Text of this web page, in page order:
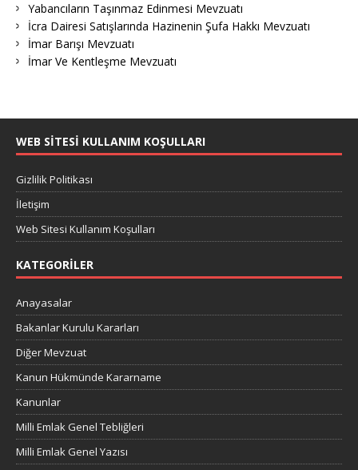
Yabancıların Taşınmaz Edinmesi Mevzuatı
İcra Dairesi Satışlarında Hazinenin Şufa Hakkı Mevzuatı
İmar Barışı Mevzuatı
İmar Ve Kentleşme Mevzuatı
WEB SITESI KULLANIM KOŞULLARI
Gizlilik Politikası
İletişim
Web Sitesi Kullanım Koşulları
KATEGORILER
Anayasalar
Bakanlar Kurulu Kararları
Diğer Mevzuat
Kanun Hükmünde Kararname
Kanunlar
Milli Emlak Genel Tebliğleri
Milli Emlak Genel Yazısı